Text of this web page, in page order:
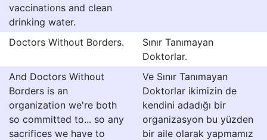
vaccinations and clean
drinking water.
Doctors Without Borders.
Sınır Tanımayan
Doktorlar.
And Doctors Without
Borders is an
organization we're both
so committed to... so any
sacrifices we have to
Ve Sınır Tanımayan
Doktorlar ikimizin de
kendini adadığı bir
organizasyon bu yüzden
bir aile olarak yapmamız